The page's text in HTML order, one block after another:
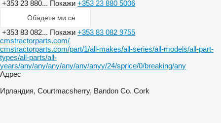
+353 23 880... Покажи +353 23 880 5006
Обадете ми се
+353 83 082... Покажи +353 83 082 9755
cmstractorparts.com/
cmstractorparts.com/part/1/all-makes/all-series/all-models/all-part-
types/all-parts/all-
years/any/any/any/any/any/anyy/24/sprice/0/breaking/any
Адрес
Ирландия, Courtmacsherry, Bandon Co. Cork